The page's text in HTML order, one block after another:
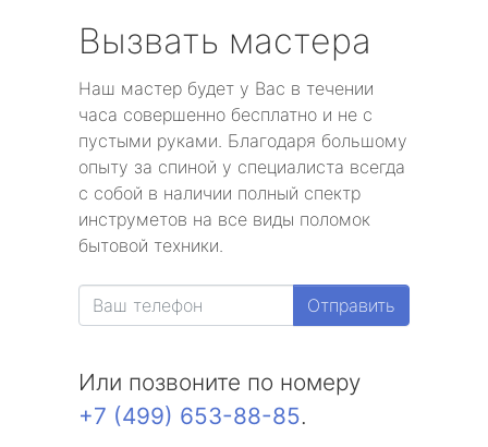
Вызвать мастера
Наш мастер будет у Вас в течении
часа совершенно бесплатно и не с
пустыми руками. Благодаря большому
опыту за спиной у специалиста всегда
с собой в наличии полный спектр
инструметов на все виды поломок
бытовой техники.
Отправить
Или позвоните по номеру
+7 (499) 653-88-85.